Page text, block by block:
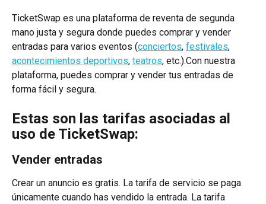
TicketSwap es una plataforma de reventa de segunda
mano justa y segura donde puedes comprar y vender
entradas para varios eventos (conciertos, festivales,
acontecimientos deportivos, teatros, etc.).Con nuestra
plataforma, puedes comprar y vender tus entradas de
forma fácil y segura.
Estas son las tarifas asociadas al
uso de TicketSwap:
Vender entradas
Crear un anuncio es gratis. La tarifa de servicio se paga
únicamente cuando has vendido la entrada. La tarifa